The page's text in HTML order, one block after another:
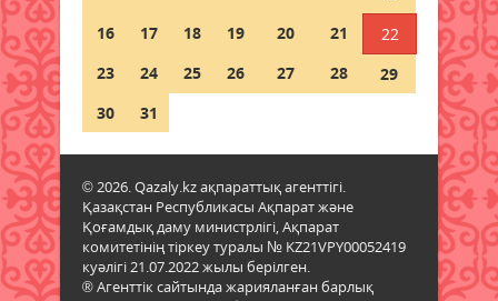
Шырайы артқан шағын қала
08 тамыз 2026 ж.
Ел игілігі жолындағы еңбек
бағаланып, құрылысшыларға
құрмет көрсетілді
07 тамыз 2026 ж. 30
16
17 18 19 20 21
22
23
24 25 26 27 28
29
30
31
© 2026. Qazaly.kz ақпараттық агенттігі.
Қазақстан Республикасы Ақпарат және
Қоғамдық даму министрлігі, Ақпарат
комитетінің тіркеу туралы № KZ21VPY00052419
куәлігі 21.07.2022 жылы берілген.
® Агенттік сайтында жарияланған барлық